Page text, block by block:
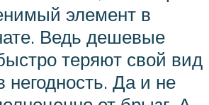
элемент в
Ведь дешевые
теряют свой вид
негодность. Да и не